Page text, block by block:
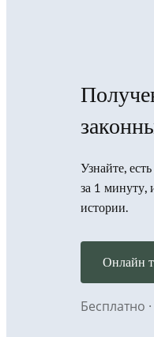
Узнайте,
за 1 минуту,
истории.
Онлайн
Бесплатно